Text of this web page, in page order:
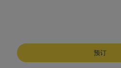
预订
峨嵋山酒店
昆明酒店